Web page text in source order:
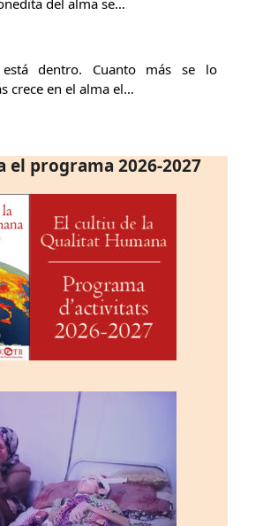
dentro. Cuanto más se lo
crece en el alma el…
el programa 2026-2027